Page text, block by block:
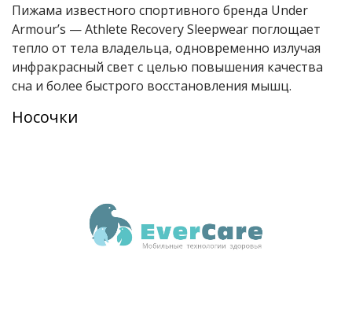
Пижама известного спортивного бренда Under
Armour’s — Athlete Recovery Sleepwear поглощает
тепло от тела владельца, одновременно излучая
инфракрасный свет с целью повышения качества
сна и более быстрого восстановления мышц.
Носочки